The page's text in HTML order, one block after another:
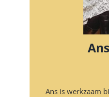
Ans is werkzaam